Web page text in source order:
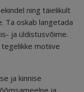
m d
s
ning täielikult
Ta oskab langetada
ja üldistusvõime.
motiive
ja kinnise
ja